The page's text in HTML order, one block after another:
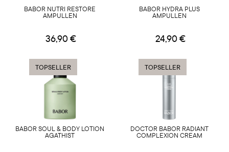
BABOR NUTRI RESTORE
AMPULLEN
36,90 €
BABOR HYDRA PLUS
AMPULLEN
24,90 €
TOPSELLER
BABOR SOUL & BODY LOTION
AGATHIST
TOPSELLER
DOCTOR BABOR RADIANT
COMPLEXION CREAM